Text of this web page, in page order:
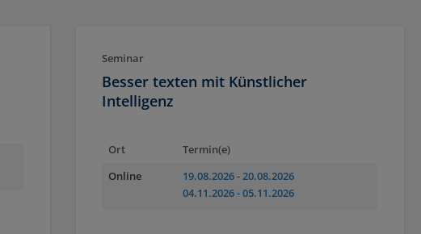
Seminar
Besser texten mit Künstlicher
Intelligenz
Ort
Termin(e)
Online
19.08.2026- 20.08.2026
04.11.2026- 05.11.2026